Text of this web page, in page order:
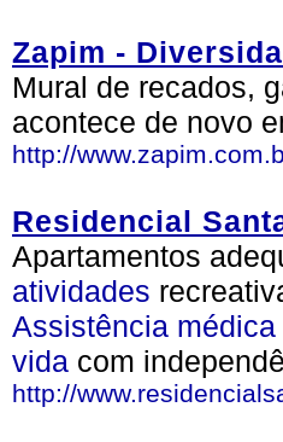
Zapim -
Mural de recados,
acontece de novo
http://
Residencial
Apartamentos
atividades
Assistência médica
vida com
http://